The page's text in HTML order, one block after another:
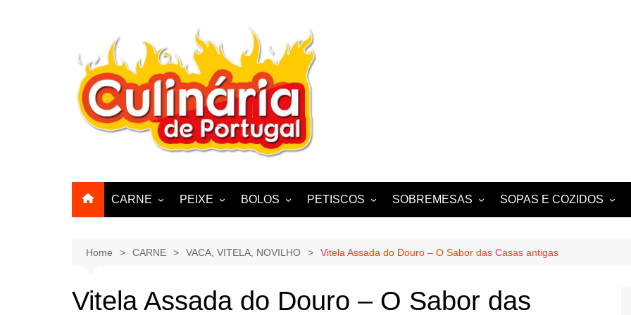
CARNE
FRANGO, PERÚ, PATO
PEIXE
POLVO, LULAS, CHOCO
BOLOS
BISCOITOS
PASTEIS, QUEQUES E
CUPCAKES
PETISCOS
SALADAS
SOBREMESAS
FOLHADOS
TARTES E TORTAS
DOCES
SOPAS E COZIDOS
ENSOPADOS
GUISADOS
Home CARNE VACA, VITELA, NOVILHO Vitela Assada do Douro – O Sabor das Casas antigas
Vitela Assada do Douro – O Sabor das